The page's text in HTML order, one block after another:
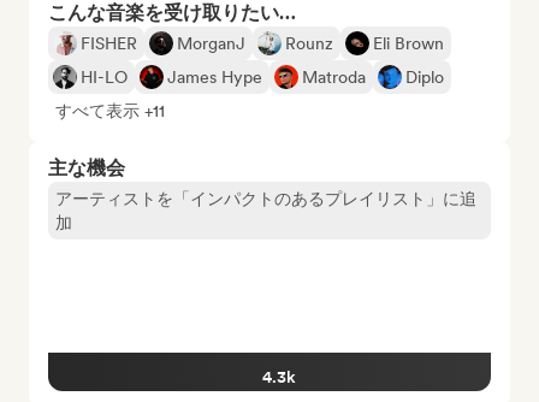
こんな音楽を受け取りたい…
FISHER MorganJ Rounz
Eli Brown
HI-LO
James Hype Matroda
Diplo
すべて表示 +11
主な機会
アーティストを「インパクトのあるプレイリスト」に追
加
4.3k